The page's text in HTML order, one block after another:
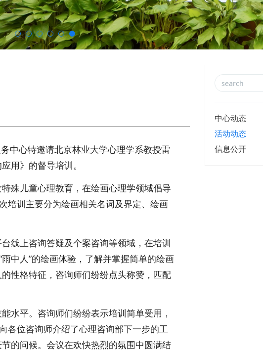
中心特邀请北京林业大学心理学系教授雷
用》的督导培训。
殊儿童心理教育，在绘画心理学领域倡导
培训主要分为绘画相关名词及界定、绘画
线上咨询答疑及个案咨询等领域，在培训
中人”的绘画体验，了解并掌握简单的绘画
性格特征，咨询师们纷纷点头称赞，匹配
水平。咨询师们纷纷表示培训简单受用，
各位咨询师介绍了心理咨询部下一步的工
的问候。会议在欢快热烈的氛围中圆满结
中心动态
活动动态
信息公开